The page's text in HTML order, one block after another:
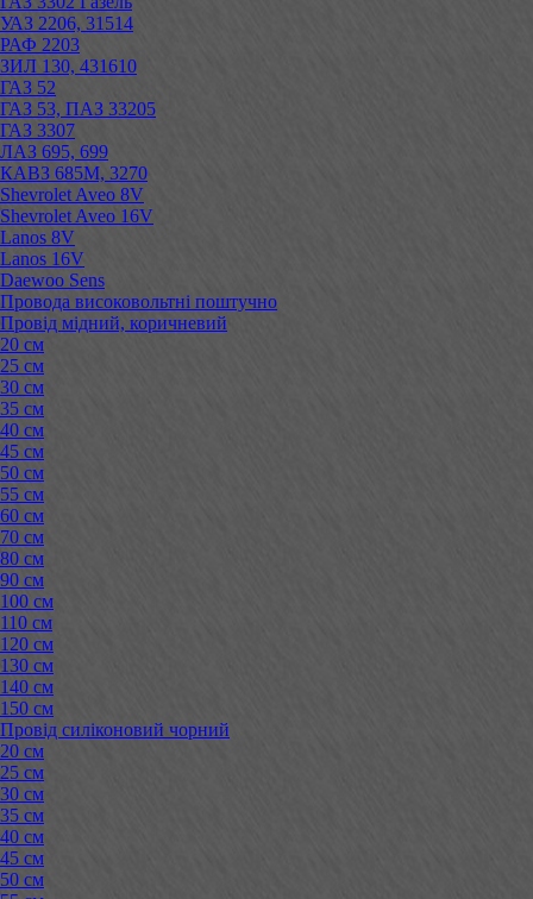
УАЗ 2206, 31514
РАФ 2203
ЗИЛ 130, 431610
ГАЗ 52
ГАЗ 53, ПАЗ 33205
ГАЗ 3307
ЛАЗ 695, 699
КАВЗ 685М, 3270
Shevrolet Aveo 8V
Shevrolet Aveo 16V
Lanos 8V
Lanos 16V
Daewoo Sens
Провода високовольтні поштучно
Провід мідний, коричневий
20 см
25 см
30 см
35 см
40 см
45 см
50 см
55 см
60 см
70 см
80 см
90 см
100 см
110 см
120 см
130 см
140 см
150 см
Провід силіконовий чорний
20 см
25 см
30 см
35 см
40 см
45 см
50 см